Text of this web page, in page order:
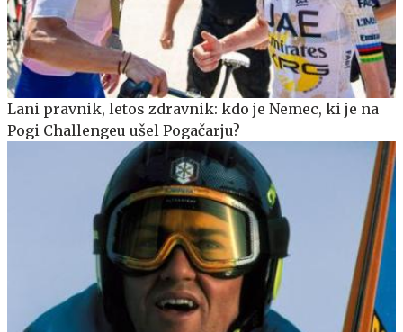
Lani pravnik, letos zdravnik: kdo je Nemec, ki je na
Pogi Challengeu ušel Pogačarju?